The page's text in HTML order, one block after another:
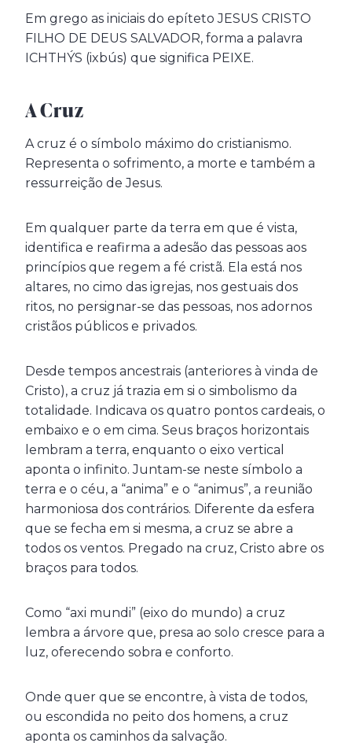
Em grego as iniciais do epíteto JESUS CRISTO
FILHO DE DEUS SALVADOR, forma a palavra
ICHTHÝS (ixbús) que significa PEIXE.
A Cruz
A cruz é o símbolo máximo do cristianismo.
Representa o sofrimento, a morte e também a
ressurreição de Jesus.
Em qualquer parte da terra em que é vista,
identifica e reafirma a adesão das pessoas aos
princípios que regem a fé cristã. Ela está nos
altares, no cimo das igrejas, nos gestuais dos
ritos, no persignar-se das pessoas, nos adornos
cristãos públicos e privados.
Desde tempos ancestrais (anteriores à vinda de
Cristo), a cruz já trazia em si o simbolismo da
totalidade. Indicava os quatro pontos cardeais, o
embaixo e o em cima. Seus braços horizontais
lembram a terra, enquanto o eixo vertical
aponta o infinito. Juntam-se neste símbolo a
terra e o céu, a “anima” e o “animus”, a reunião
harmoniosa dos contrários. Diferente da esfera
que se fecha em si mesma, a cruz se abre a
todos os ventos. Pregado na cruz, Cristo abre os
braços para todos.
Como “axi mundi” (eixo do mundo) a cruz
lembra a árvore que, presa ao solo cresce para a
luz, oferecendo sobra e conforto.
Onde quer que se encontre, à vista de todos,
ou escondida no peito dos homens, a cruz
aponta os caminhos da salvação.